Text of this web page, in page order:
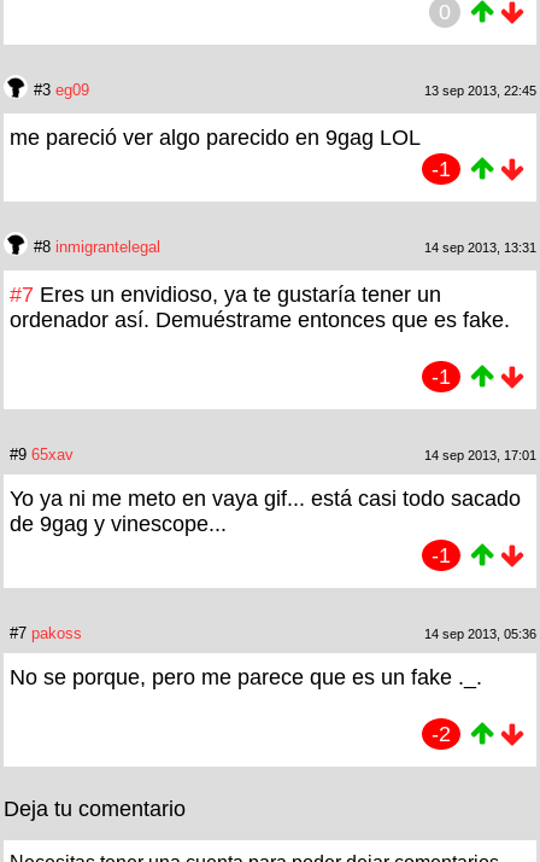
0
#3 eg09 13 sep 2013, 22:45
me pareció ver algo parecido en 9gag LOL
-1
#8 inmigrantelegal 14 sep 2013, 13:31
#7 Eres un envidioso, ya te gustaría tener un
ordenador así. Demuéstrame entonces que es fake.
-1
#9 65xav 14 sep 2013, 17:01
Yo ya ni me meto en vaya gif... está casi todo sacado
de 9gag y vinescope...
-1
#7 pakoss 14 sep 2013, 05:36
No se porque, pero me parece que es un fake ._.
-2
Deja tu comentario